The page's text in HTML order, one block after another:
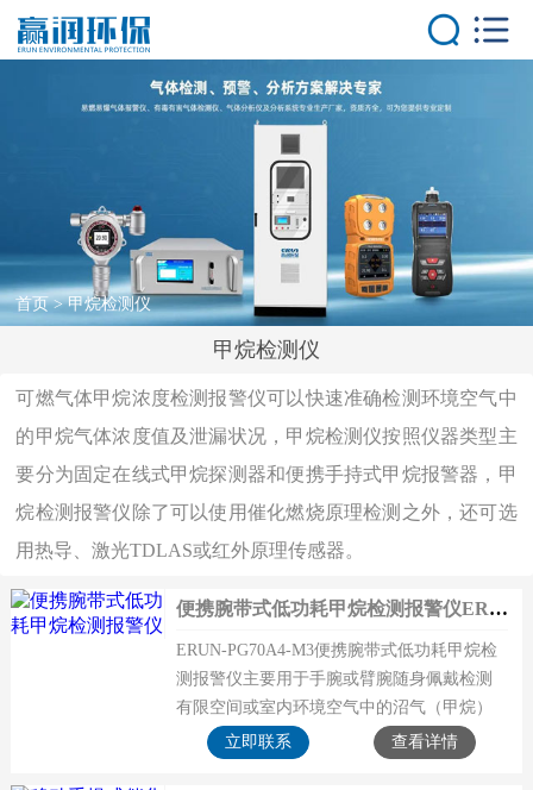
气体报警控制
大气环境监测
系统
系统
解决方案
客户案例
新闻中心
技术中心
关于我们
首页>甲烷检测仪
甲烷检测仪
可燃气体甲烷浓度检测报警仪可以快速准确检测环境空气中
的甲烷气体浓度值及泄漏状况，甲烷检测仪按照仪器类型主
要分为固定在线式甲烷探测器和便携手持式甲烷报警器，甲
烷检测报警仪除了可以使用催化燃烧原理检测之外，还可选
用热导、激光TDLAS或红外原理传感器。
便携腕带式低功耗甲烷检测报警仪ERUN-PG70A4-M3
ERUN-PG70A4-M3便携腕带式低功耗甲烷检
测报警仪主要用于手腕或臂腕随身佩戴检测
有限空间或室内环境空气中的沼气（甲烷）
CH4的浓度值并超标报警。腕带式经济型甲烷
浓度检测仪整
立即联系 查看详情